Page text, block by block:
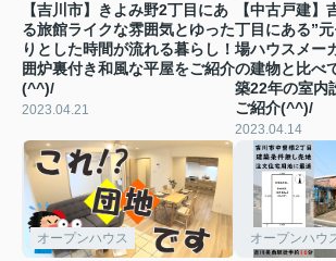
【吉川市】きよみ野2丁目にあ
る旅館ライクな雰囲気とゆった
りとした時間が流れる暮らし！
囲炉裏付き和風な平屋をご紹介
(^^)/
2023.04.21
【中古戸建】
丁目にある”
場ハウスメー
の建物と比べ
築22年の室内
ご紹介(^^)/
2023.04.14
オープンハウス オープンハウ